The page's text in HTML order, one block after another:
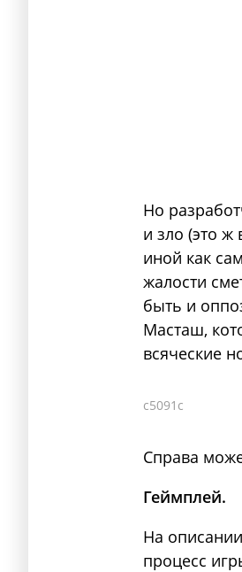
Но
и зло (это ж
иной как
жалости
быть и
Масташ,
всяческие
c5091c
Справа
Геймплей.
На
процесс